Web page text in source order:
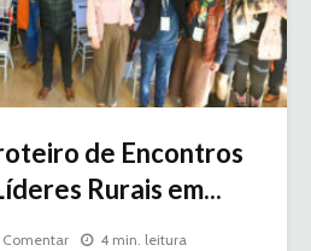
de Encontros
Rurais em...
Comentar 4 min. leitura